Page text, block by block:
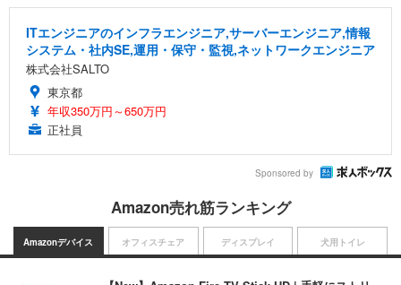
ITエンジニアのインフラエンジニア,サーバーエンジニア,情報
システム・社内SE,運用・保守・監視,ネットワークエンジニア
株式会社SALTO
東京都
年収350万円～650万円
正社員
Sponsored by
Amazon売れ筋ランキング
Amazonデバイス オフィスチェア ディスプレイ 犬用トイレ